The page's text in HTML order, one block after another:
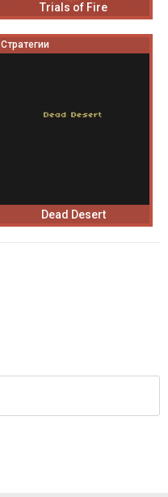
Trials of Fire
Стратегии
Dead Desert